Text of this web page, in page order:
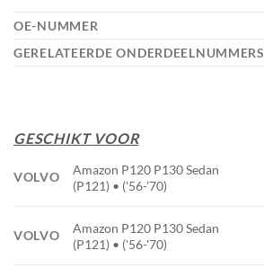
OE-NUMMER
GERELATEERDE ONDERDEELNUMMERS
GESCHIKT VOOR
VOLVO
Amazon P120 P130 Sedan
(P121) • ('56-'70)
VOLVO
Amazon P120 P130 Sedan
(P121) • ('56-'70)